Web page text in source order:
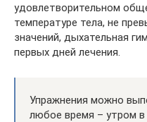
удовлетворительном
температуре тела, не
значений, дыхательная
первых дней лечения.
Упражнения можно
любое время – утром